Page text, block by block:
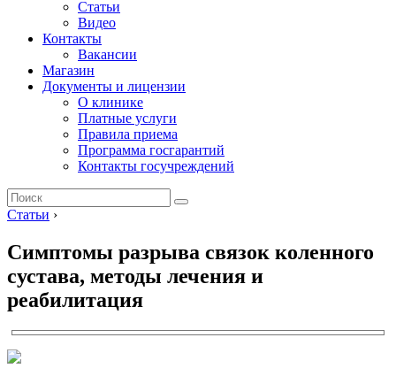
Статьи
Видео
Контакты
Вакансии
Магазин
Документы и лицензии
О клинике
Платные услуги
Правила приема
Программа госгарантий
Контакты госучреждений
Статьи ›
Симптомы разрыва связок коленного
сустава, методы лечения и
реабилитация